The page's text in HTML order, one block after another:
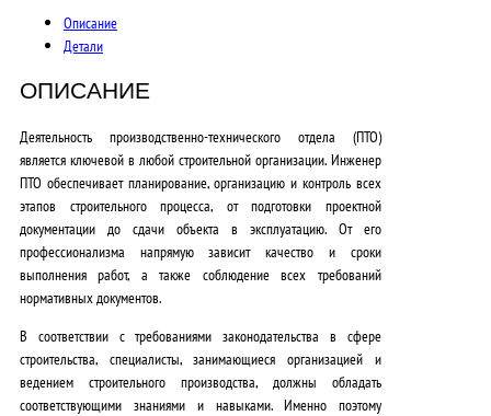
0
0
0
0
₽
.
Описание
Детали
ОПИСАНИЕ
Деятельность производственно-технического отдела (ПТО)
является ключевой в любой строительной организации. Инженер
ПТО обеспечивает планирование, организацию и контроль всех
этапов строительного процесса, от подготовки проектной
документации до сдачи объекта в эксплуатацию. От его
профессионализма напрямую зависит качество и сроки
выполнения работ, а также соблюдение всех требований
нормативных документов.
В соответствии с требованиями законодательства в сфере
строительства, специалисты, занимающиеся организацией и
ведением строительного производства, должны обладать
соответствующими знаниями и навыками. Именно поэтому